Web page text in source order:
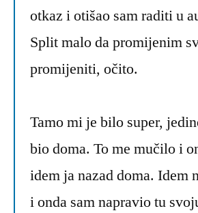
otkaz i otišao sam raditi u
Split malo da promijenim
promijeniti, očito.
Tamo mi je bilo super,
bio doma. To me mučilo i
idem ja nazad doma. Idem
i onda sam napravio tu